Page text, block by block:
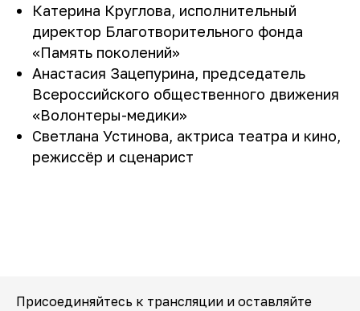
Катерина Круглова, исполнительный
директор Благотворительного фонда
«Память поколений»
Анастасия Зацепурина, председатель
Всероссийского общественного движения
«Волонтеры-медики»
Светлана Устинова, актриса театра и кино,
режиссёр и сценарист
Присоединяйтесь к трансляции и оставляйте
Тест
О нас
Статьи
Партнерам
Отчетность
О деменции
Забота о себе
Забота о близком
info@dementcia.net
+7 (925) 725-38-49